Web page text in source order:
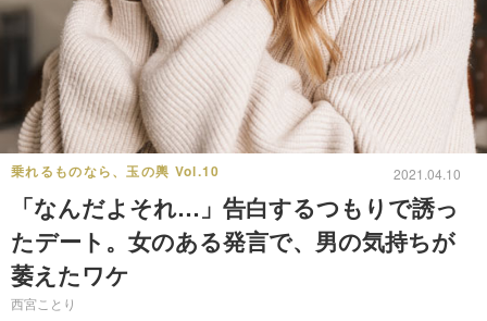
乗れるものなら、玉の輿 Vol.10 2021.04.10
「なんだよそれ…」告白するつもりで誘っ
たデート。女のある発言で、男の気持ちが
萎えたワケ
西宮ことり